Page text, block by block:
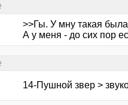
>>Гы. У мну такая
А у меня - до сих пор
14-Пушной звер >